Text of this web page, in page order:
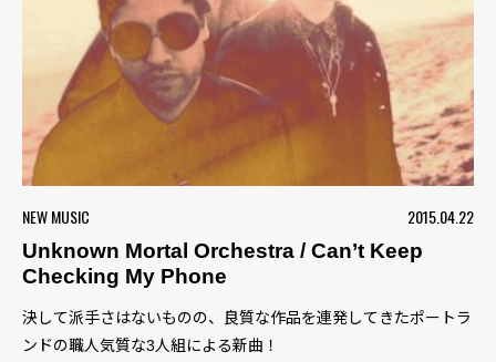
NEW MUSIC
2015.04.22
Unknown Mortal Orchestra / Can’t Keep
Checking My Phone
決して派手さはないものの、良質な作品を連発してきたポートラ
ンドの職人気質な3人組による新曲！